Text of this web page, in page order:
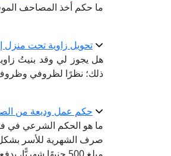
ما حكم أخذ المصاحف
تحويل زاوية تحت
هل يجوز لي وقد بنيتُ
ذلك؛ نظرًا لظروفي
حكم عمل وديعة من
ما هو الحكم الشرعي في
صرف الشهرية للأسر بشكل